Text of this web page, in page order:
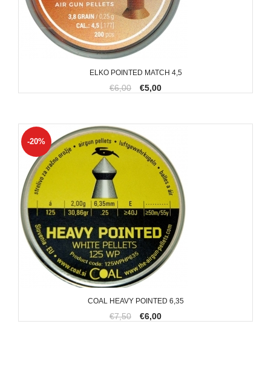
ELKO POINTED MATCH 4,5
€6,00 €5,00
COAL HEAVY POINTED 6,35
-20%
€7,50 €6,00